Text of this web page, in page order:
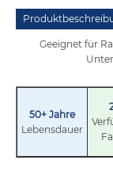
Geeignet für
50+ Jahre
Lebensdauer